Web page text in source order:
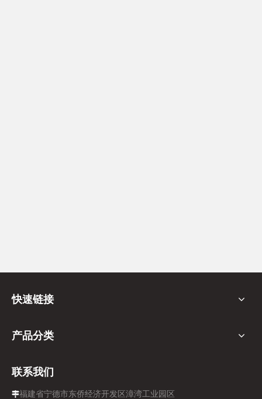
快速链接
产品分类
联系我们
福建省宁德市东侨经济开发区漳湾工业园区